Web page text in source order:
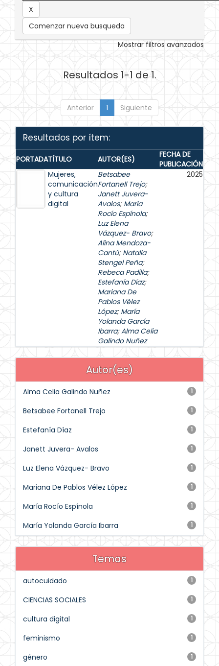
Comenzar nueva busqueda
Mostrar filtros avanzados
Resultados 1-1 de 1.
Anterior 1 Siguiente
Resultados por ítem:
PORTADATÍTULO AUTOR(ES)
FECHA DE
PUBLICACIÓN
Mujeres,
comunicación
y cultura
digital
Betsabee
Fortanell Trejo;
Janett Juvera-
Avalos; María
Rocío Espínola;
Luz Elena
Vázquez- Bravo;
Alina Mendoza-
Cantú; Natalia
Stengel Peña;
Rebeca Padilla;
Estefanía Díaz;
Mariana De
Pablos Vélez
López; María
Yolanda García
Ibarra;Alma Celia
Galindo Nuñez
2025
Autor(es)
1
Alma Celia Galindo Nuñez
1
Betsabee Fortanell Trejo
1
Estefanía Díaz
1
Janett Juvera- Avalos
1
Luz Elena Vázquez- Bravo
1
Mariana De Pablos Vélez López
1
María Rocío Espínola
1
María Yolanda García Ibarra
Temas
1
autocuidado
1
CIENCIAS SOCIALES
1
cultura digital
1
feminismo
1
género